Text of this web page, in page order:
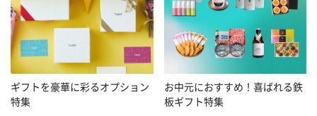
ギフトを豪華に彩るオプション
特集
お中元におすすめ！喜ばれる鉄
板ギフト特集